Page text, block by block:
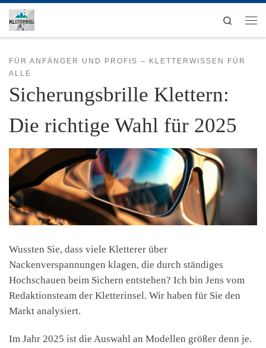
Zum Inhalt springen
Search
FÜR ANFÄNGER UND PROFIS – KLETTERWISSEN FÜR
ALLE
Sicherungsbrille Klettern:
Die richtige Wahl für 2025
Wussten Sie, dass viele Kletterer über
Nackenverspannungen klagen, die durch ständiges
Hochschauen beim Sichern entstehen? Ich bin Jens vom
Redaktionsteam der Kletterinsel. Wir haben für Sie den
Markt analysiert.
Im Jahr 2025 ist die Auswahl an Modellen größer denn je.